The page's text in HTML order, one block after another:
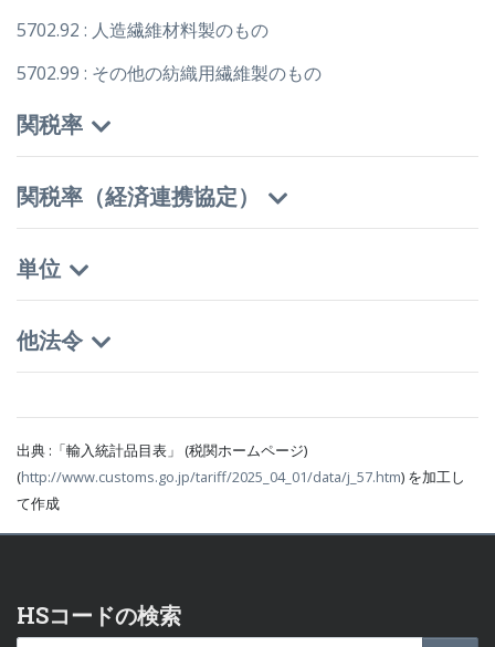
5702.92 : 人造繊維材料製のもの
5702.99 : その他の紡織用繊維製のもの
関税率
関税率（経済連携協定）
単位
他法令
出典 :「輸入統計品目表」 (税関ホームページ)
(http://www.customs.go.jp/tariff/2025_04_01/data/j_57.htm) を加工し
て作成
HSコードの検索